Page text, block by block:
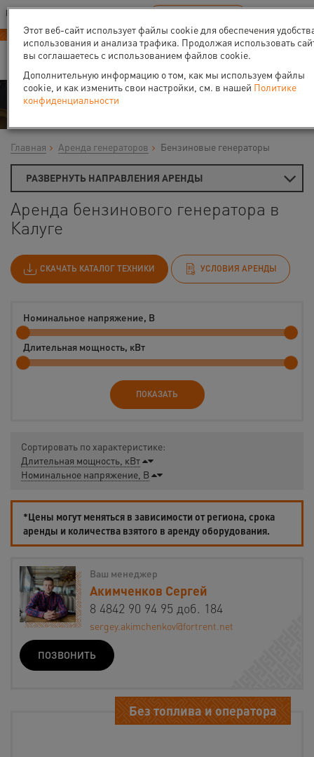
Ваш город:Калуга
В Вашем регионе нет наших офисов RU EN
Аренда
Главная Аренда генераторов Бензиновые генераторы
РАЗВЕРНУТЬ НАПРАВЛЕНИЯ АРЕНДЫ
Аренда бензинового генератора в
Калуге
СКАЧАТЬ КАТАЛОГ ТЕХНИКИ УСЛОВИЯ АРЕНДЫ
Номинальное напряжение, В
Длительная мощность, кВт
ПОКАЗАТЬ
Сортировать по характеристике:
Длительная мощность, кВт
Номинальное напряжение, В
*Цены могут меняться в зависимости от региона, срока
аренды и количества взятого в аренду оборудования.
Ваш менеджер
Акимченков Сергей
8 4842 90 94 95 доб. 184
sergey.akimchenkov@fortrent.net
ПОЗВОНИТЬ
Без топлива и оператора
Этот веб-сайт использует файлы cookie для обеспечения
использования и анализа трафика. Продолжая использовать
вы соглашаетесь с использованием файлов cookie.
Дополнительную информацию о том, как мы используем файлы
cookie, и как изменить свои настройки, см. в нашей Политике
конфиденциальности